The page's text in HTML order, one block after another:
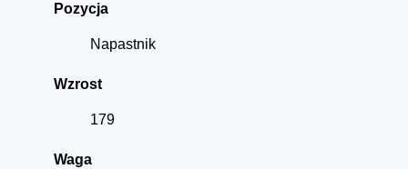
Pozycja
Napastnik
Wzrost
179
Waga